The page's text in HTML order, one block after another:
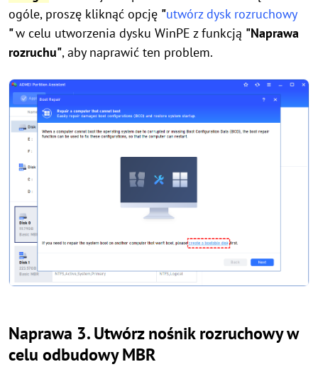
ogóle, proszę kliknąć opcję "utwórz dysk rozruchowy
"w celu utworzenia dysku WinPE z funkcją "Naprawa
rozruchu", aby naprawić ten problem.
Naprawa 3. Utwórz nośnik rozruchowy w
celu odbudowy MBR